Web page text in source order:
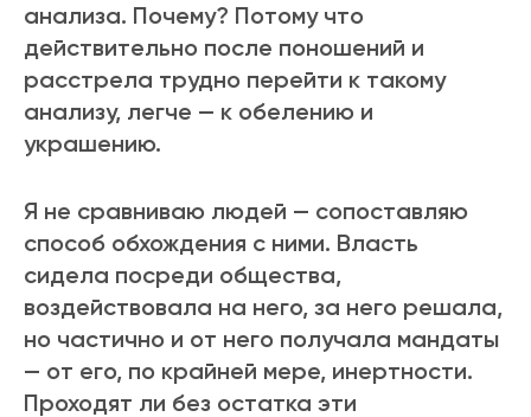
анализа. Почему? Потому что
действительно после поношений и
расстрела трудно перейти к такому
анализу, легче — к обелению и
украшению.
Я не сравниваю людей — сопоставляю
способ обхождения с ними. Власть
сидела посреди общества,
воздействовала на него, за него решала,
но частично и от него получала мандаты
— от его, по крайней мере, инертности.
Проходят ли без остатка эти